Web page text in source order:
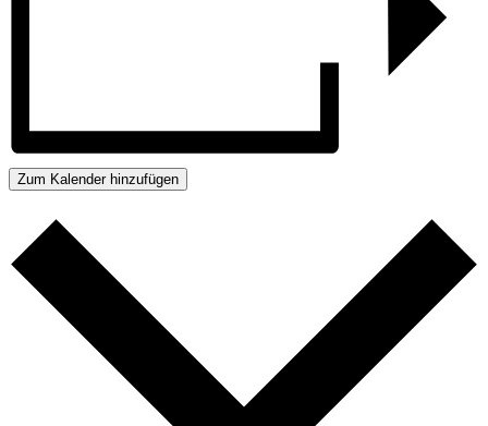
Zum Kalender hinzufügen